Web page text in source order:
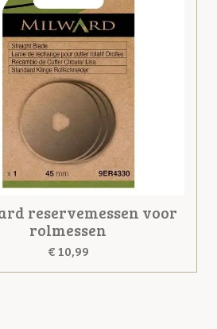
reservemessen voor
rolmessen
€ 10,99